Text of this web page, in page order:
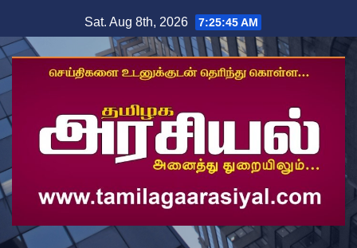
to
content
Sat. Aug 8th, 2026 7:25:46 AM